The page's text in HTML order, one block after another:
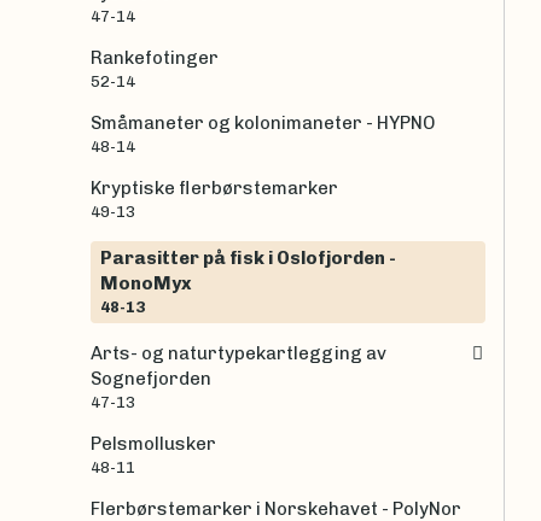
47-14
Rankefotinger
52-14
Småmaneter og kolonimaneter - HYPNO
48-14
Kryptiske flerbørstemarker
49-13
Parasitter på fisk i Oslofjorden -
MonoMyx
48-13
Arts- og naturtypekartlegging av
Sognefjorden
47-13
Pelsmollusker
48-11
Flerbørstemarker i Norskehavet - PolyNor